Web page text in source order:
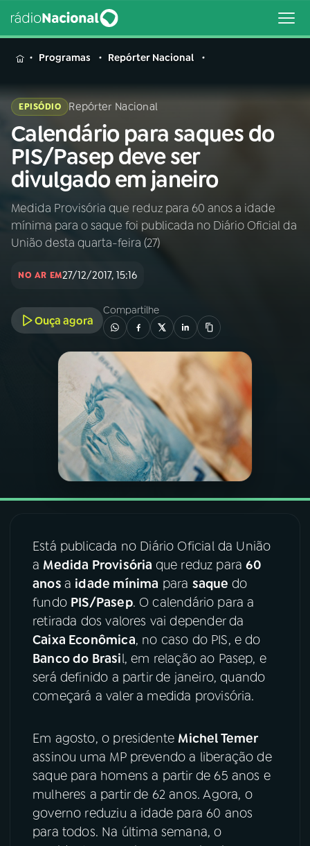
MENU
Buscar
na
Rádio
Nacional
Buscar
AO VIVO
INÍCIO
PROGRAMAS
PODCASTS
VIDEOCASTS
08FESTIVAL DE MÚSICA
ACOMPANHE A RÁDIO NACIONAL
YouTube Facebook
Instagram X
Programas Repórter Nacional
EPISÓDIO Repórter Nacional
Calendário para saques do
PIS/Pasep deve ser
divulgado em janeiro
Medida Provisória que reduz para 60 anos a idade
mínima para o saque foi publicada no Diário Oficial da
União desta quarta-feira (27)
NO AR EM27/12/2017, 15:16
Ouça agora
Compartilhe
Está publicada no Diário Oficial da União
a Medida Provisória que reduz para60
anos a idade mínima para saque do
fundo PIS/Pasep. O calendário para a
retirada dos valores vai depender da
Caixa Econômica, no caso do PIS, e do
Banco do Brasil, em relação ao Pasep, e
será definido a partir de janeiro, quando
começará a valer a medida provisória.
Em agosto, o presidente Michel Temer
assinou uma MP prevendo a liberação de
saque para homens a partir de 65 anos e
mulheres a partir de 62 anos. Agora, o
governo reduziu a idade para 60 anos
para todos. Na última semana, o